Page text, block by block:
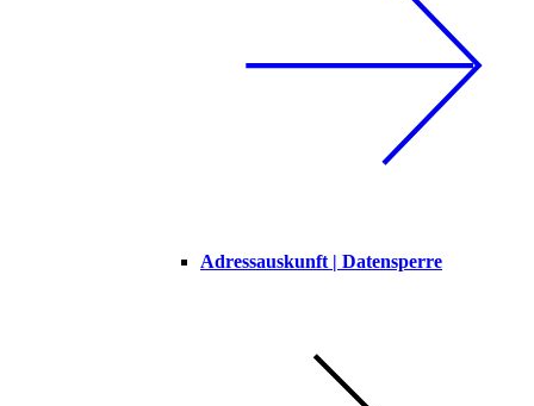
Adressauskunft | Datensperre